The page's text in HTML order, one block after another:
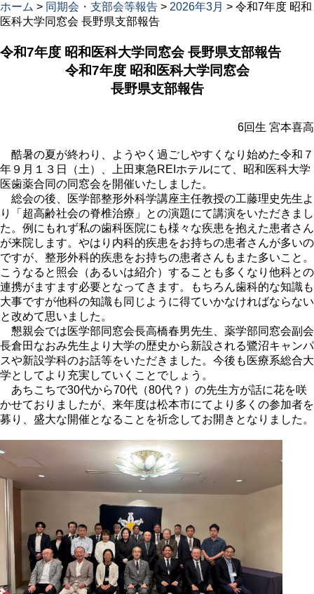
ホーム > 同期会・支部会等報告 > 2026年3月 > 令和7年度 昭和
医科大学同窓会 長野県支部報告
令和7年度 昭和医科大学同窓会 長野県支部報告
令和7年度 昭和医科大学同窓会
長野県支部報告
6回生 宮本喜高
酷暑の夏が終わり、ようやく過ごしやすくなり始めた令和７
年９月１３日（土）、上田東急REIホテルにて、昭和医科大学
医歯薬合同の同窓会を開催いたしました。
総会の後、医学部整形外科学講座主任教授の工藤理史先生よ
り「超高齢社会の脊椎治療」との演題にて講演をいただきまし
た。例にもれず私の歯科医院にも様々な疾患を抱えた患者さん
が来院します。やはり内科的疾患をお持ちの患者さんが多いの
ですが、整形外科的疾患をお持ちの患者さんもまた多いこと。
こうなると照会（あるいは紹介）することも多くなり他科との
連携がますます必要となってきます。もちろん歯科的な知識も
大事ですが他科の知識も同じように得ていかなければならない
と改めて思いました。
懇親会では医学部同窓会長高橋春男先生、薬学部同窓会副会
長倉田なおみ先生より大学の歴史から新設される鷺沼キャンパ
スや新設学科のお話等をいただきました。今後も医療系総合大
学としてより充実していくことでしょう。
あちこちで30代から70代（80代？）の先生方が話に花を咲
かせておりましたが、来年度は松本市にてより多くの参加者を
募り、盛大な開催となることを祈念してお開きとなりました。